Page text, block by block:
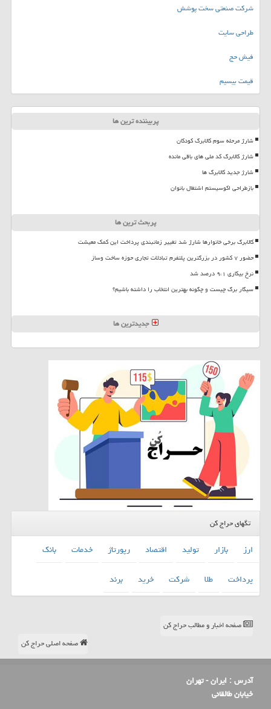
شرکت صنعتی سخت پوشش
طراحی سایت
فیش حج
قیمت بیسیم
پربیننده ترین ها
شارژ مرحله سوم کالابرگ کودکان
شارژ کالابرگ کد ملی های باقی مانده
شارژ جدید کالابرگ ها
بازطراحی اکوسیستم اشتغال بانوان
پربحث ترین ها
کالابرگ برخی خانوارها شارژ شد تغییر زمانبندی پرداخت این کمک معیشت
حضور ۷ کشور در بزرگترین پلتفرم تبادلات تجاری حوزه ساخت وساز
نرخ بیکاری ۹،۱ درصد شد
سیگار برگ چیست و چگونه بهترین انتخاب را داشته باشیم؟
جدیدترین ها
تگهای حراج کن
ارز بازار تولید اقتصاد رپورتاژ خدمات
بانك
پرداخت
طلا شركت خرید برند
صفحه اخبار و مطالب حراج کن
صفحه اصلی حراج کن
آدرس : ایران - تهران
خیابان طالقانی